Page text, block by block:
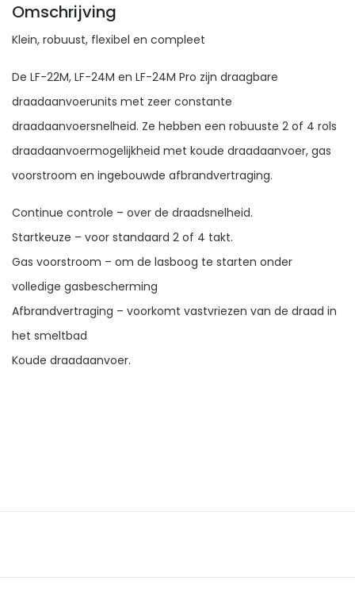
Omschrijving
Klein, robuust, flexibel en compleet
De LF-22M, LF-24M en LF-24M Pro zijn draagbare
draadaanvoerunits met zeer constante
draadaanvoersnelheid. Ze hebben een robuuste 2 of 4 rols
draadaanvoermogelijkheid met koude draadaanvoer, gas
voorstroom en ingebouwde afbrandvertraging.
Continue controle – over de draadsnelheid.
Startkeuze – voor standaard 2 of 4 takt.
Gas voorstroom – om de lasboog te starten onder
volledige gasbescherming
Afbrandvertraging – voorkomt vastvriezen van de draad in
het smeltbad
Koude draadaanvoer.